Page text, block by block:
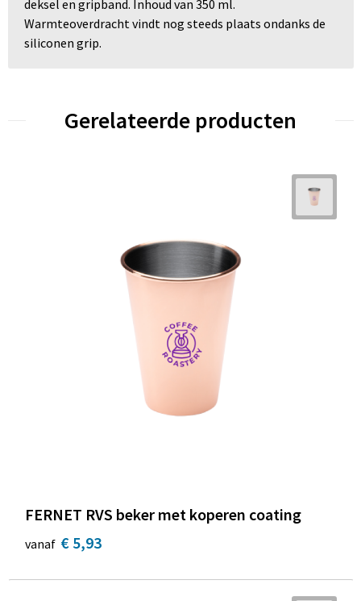
deksel en gripband. Inhoud van 350 ml.
Warmteoverdracht vindt nog steeds plaats ondanks de
siliconen grip.
Gerelateerde producten
FERNET RVS beker met koperen coating
vanaf € 5,93